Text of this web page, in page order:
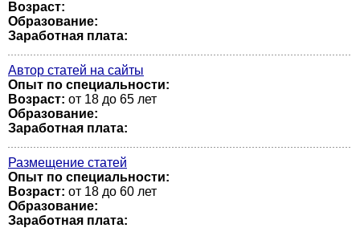
Возраст:
Образование:
Заработная плата:
Автор статей на сайты
Опыт по специальности:
Возраст: от 18 до 65 лет
Образование:
Заработная плата:
Размещение статей
Опыт по специальности:
Возраст: от 18 до 60 лет
Образование:
Заработная плата: